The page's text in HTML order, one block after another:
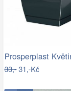
33,-31,-Kč